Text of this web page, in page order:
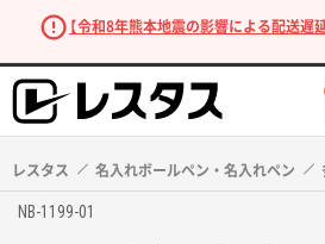
【令和8年熊本地震の影響による配送遅
レスタス 名入れボールペン・名入れペン
NB-1199-01